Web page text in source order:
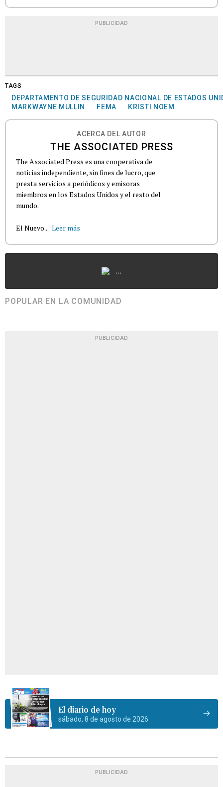
PUBLICIDAD
TAGS
DEPARTAMENTO DE SEGURIDAD NACIONAL DE ESTADOS
MARKWAYNE MULLIN
FEMA KRISTI NOEM
ACERCA DEL AUTOR
THE ASSOCIATED PRESS
The Associated Press es una cooperativa de
noticias independiente, sin fines de lucro, que
presta servicios a periódicos y emisoras
miembros en los Estados Unidos y el resto del
mundo.
El Nuevo... Leer más
...
POPULAR EN LA COMUNIDAD
PUBLICIDAD
El diario de hoy
sábado, 8 de agosto de 2026
PUBLICIDAD